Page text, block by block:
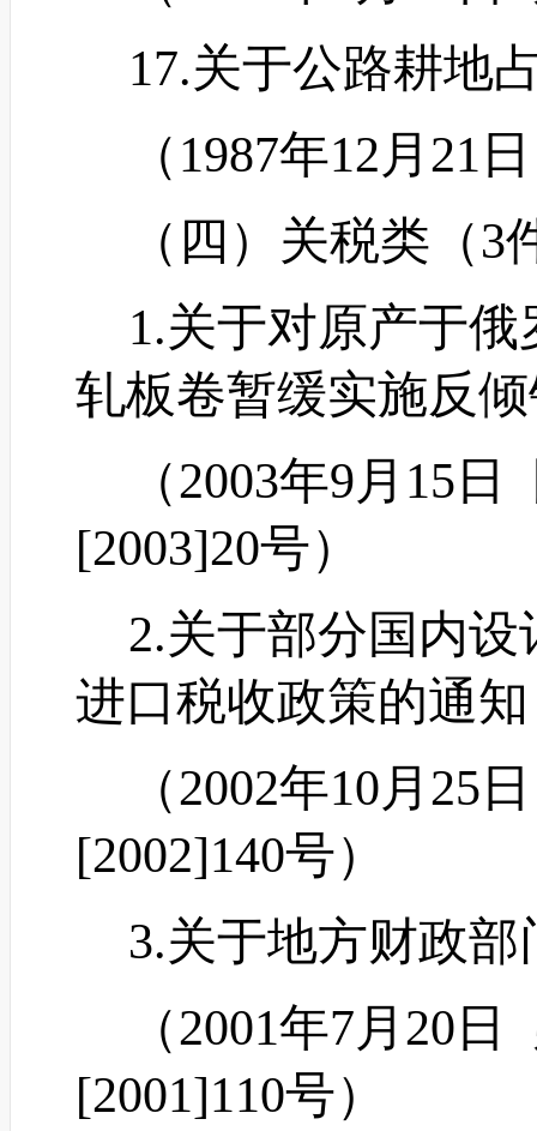
17.关于公路耕地
（1987年12月21
（四）关税类（3
1.关于对原产于俄
轧板卷暂缓实施反
（2003年9月15
[2003]20号）
2.关于部分国内设
进口税收政策的通知
（2002年10月25
[2002]140号）
3.关于地方财政部
（2001年7月20
[2001]110号）